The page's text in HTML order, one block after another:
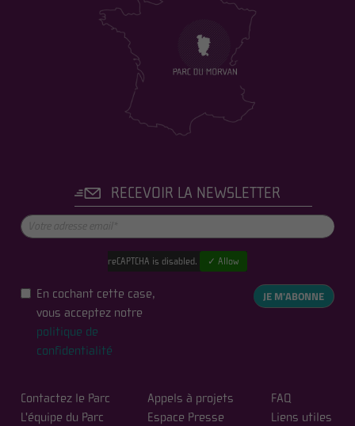
RECEVOIR LA NEWSLETTER
reCAPTCHA is disabled. ✓ Allow
En cochant cette case,
vous acceptez notre
politique de
confidentialité
JE M'ABONNE
Contactez le Parc
L'équipe du Parc
Appels à projets
Espace Presse
FAQ
Liens utiles